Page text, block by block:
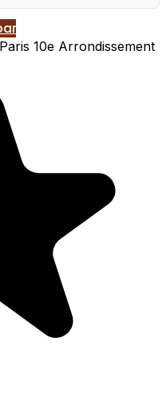
10e Arrondissement